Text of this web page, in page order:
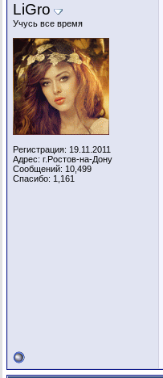
LiGro
Учусь все время
Регистрация: 19.11.2011
Адрес: г.Ростов-на-Дону
Сообщений: 10,499
Спасибо: 1,161